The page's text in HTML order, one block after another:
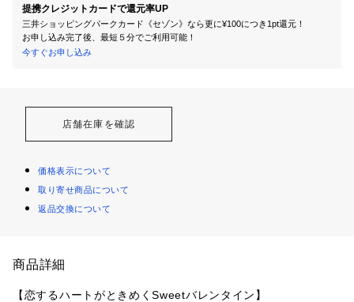
提携クレジットカードで還元率UP
三井ショッピングパークカード《セゾン》なら更に¥100につき1pt還元！
お申し込み完了後、最短５分でご利用可能！
今すぐお申し込み
店舗在庫を確認
価格表示について
取り寄せ商品について
返品交換について
商品詳細
【恋するハートがときめくSweetバレンタイン】